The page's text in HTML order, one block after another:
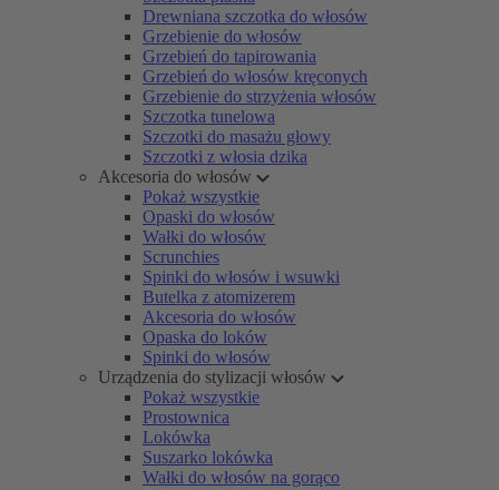
Drewniana szczotka do włosów
Grzebienie do włosów
Grzebień do tapirowania
Grzebień do włosów kręconych
Grzebienie do strzyżenia włosów
Szczotka tunelowa
Szczotki do masażu głowy
Szczotki z włosia dzika
Akcesoria do włosów
Pokaż wszystkie
Opaski do włosów
Wałki do włosów
Scrunchies
Spinki do włosów i wsuwki
Butelka z atomizerem
Akcesoria do włosów
Opaska do loków
Spinki do włosów
Urządzenia do stylizacji włosów
Pokaż wszystkie
Prostownica
Lokówka
Suszarko lokówka
Wałki do włosów na gorąco